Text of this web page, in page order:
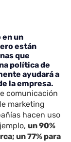
en un
están
que
política de
ayudará a
la empresa.
comunicación
marketing
hacen uso
un 90%
un 77% para